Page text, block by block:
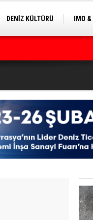
DENİZ KÜLTÜRÜ
IMO